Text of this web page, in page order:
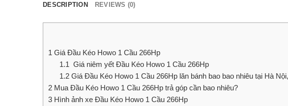
DESCRIPTION REVIEWS (0)
1 Giá Đầu Kéo Howo 1 Cầu 266Hp
1.1 Giá niêm yết Đầu Kéo Howo 1 Cầu 266Hp
1.2Giá Đầu Kéo Howo 1 Cầu 266Hp lăn bánh bao bao nhiêu tại Hà
2 Mua Đầu Kéo Howo 1 Cầu 266Hp trả góp cần bao nhiêu?
3 Hình ảnh xe Đầu Kéo Howo 1 Cầu 266Hp